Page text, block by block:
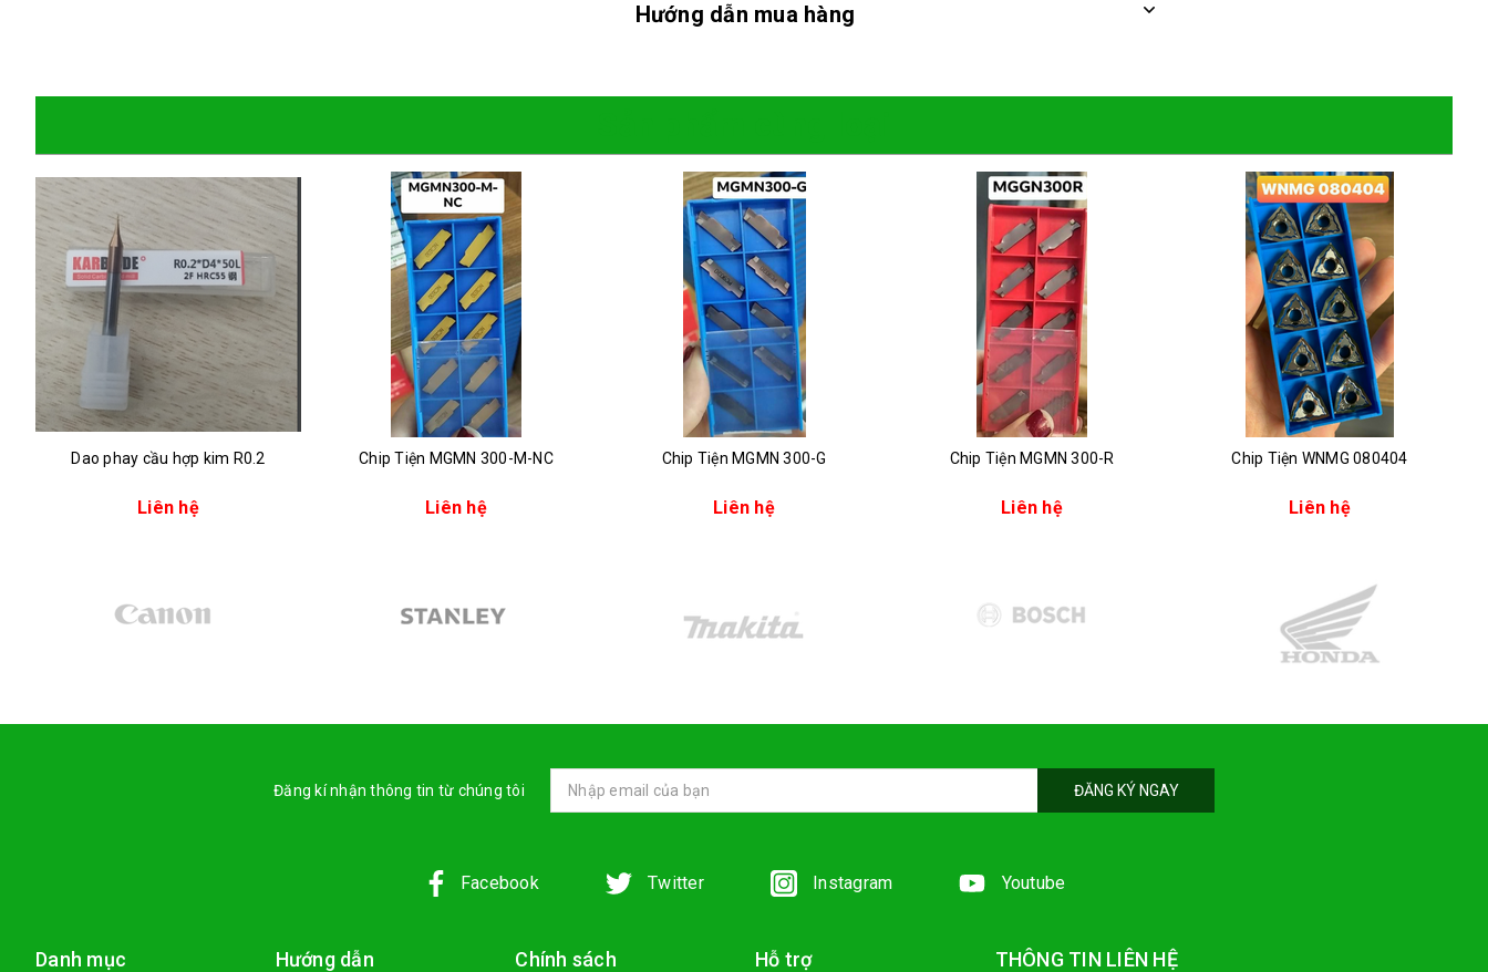
Hướng dẫn mua hàng
Dao phay cầu hợp kim R0.2
Liên hệ
Chip Tiện MGMN 300-M-NC
Liên hệ
Chip Tiện MGMN 300-G
Liên hệ
Chip Tiện MGMN 300-R
Liên hệ
Chip Tiện WNMG 080404
Liên hệ
Đăng kí nhận thông tin từ chúng tôi ĐĂNG KÝ NGAY
Facebook Twitter Instagram Youtube
Danh mục Hướng dẫn Chính sách Hỗ trợ THÔNG TIN LIÊN HỆ